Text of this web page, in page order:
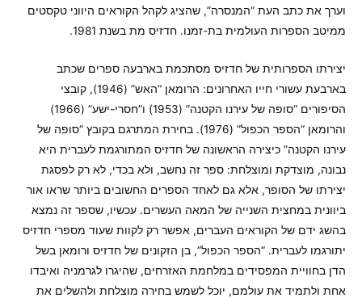
וערך את כתב העת “המנסרה”, שהציג לקהל הקוראים היווני טקסטים
ממיטב הספרות העולמית בת-זמנו. חדזיס מת בשנת 1981.
יצירתו הספרותית של חדזיס מסתכמת בארבעה ספרים שכתב
בארבעת עשורי חייו האחרונים: הרומאן “האש” (1946), קובצי
הסיפורים “סופה של עירנו הקטנה” (1953) ו”חסרי-ישע” (1966)
והרומאן “הספר הכפול” (1976). בחירת המתרגם בקובץ “סופה של
עירנו הקטנה” כיצירה הראשונה של חדזיס המתורגמת לעברית היא
נבונה, מוצדקת ומוצלחת: ספר זה נחשב, ולא בכדי, לא רק לפסגת
יצירתו של הסופר, אלא גם לאחד הספרים החשובים ביותר שראו אור
ביוונית במחצית השנייה של המאה העשרים. עכשיו, שספר זה נמצא
בהשג ידם של הקוראים העברים, אפשר רק לקוות שעוד מספרי חדזיס
יתורגמו לעברית. “הספר הכפול”, בן הזקונים של חדזיס ורומאן בשל
הדן בחוויית המפסידים במלחמת האזרחים, שהיגרו לגרמניה ואיבדו
אחת ולתמיד את עולמם, יוכל לשמש בחירה מוצלחת ולהשלים את